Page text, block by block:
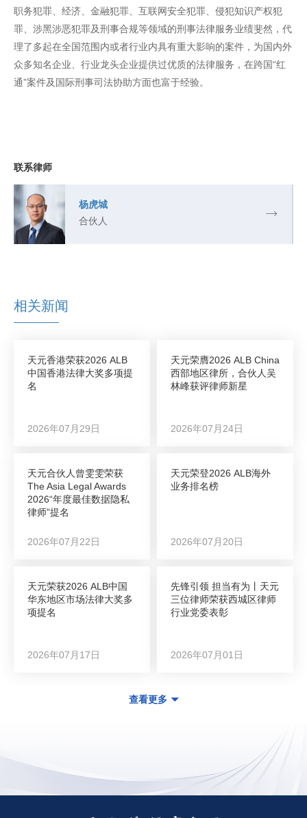
职务犯罪、经济、金融犯罪、互联网安全犯罪、侵犯知识产权犯
罪、涉黑涉恶犯罪及刑事合规等领域的刑事法律服务业绩斐然，代
理了多起在全国范围内或者行业内具有重大影响的案件，为国内外
众多知名企业、行业龙头企业提供过优质的法律服务，在跨国“红
通”案件及国际刑事司法协助方面也富于经验。
联系律师
杨虎城
合伙人
相关新闻
天元香港荣获2026 ALB
中国香港法律大奖多项提
名
2026年07月29日
天元荣膺2026 ALB China
西部地区律所，合伙人吴
林峰获评律师新星
2026年07月24日
天元合伙人曾雯雯荣获
The Asia Legal Awards
2026“年度最佳数据隐私
律师”提名
2026年07月22日
天元荣登2026 ALB海外
业务排名榜
2026年07月20日
天元荣获2026 ALB中国
华东地区市场法律大奖多
项提名
2026年07月17日
先锋引领 担当有为丨天元
三位律师荣获西城区律师
行业党委表彰
2026年07月01日
查看更多